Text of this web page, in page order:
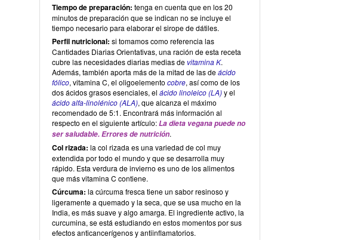
Tiempo de preparación: tenga en cuenta que en los 20
minutos de preparación que se indican no se incluye el
tiempo necesario para elaborar el sirope de dátiles.
Perfil nutricional: si tomamos como referencia las
Cantidades Diarias Orientativas, una ración de esta receta
cubre las necesidades diarias medias de vitamina K.
Además, también aporta más de la mitad de las deácido
fólico, vitamina C, el oligoelemento cobre, así como de los
dos ácidos grasos esenciales, el ácido linoleico (LA)y el
ácido alfa-linolénico (ALA), que alcanza el máximo
recomendado de 5:1. Encontrará más información al
respecto en el siguiente artículo:La dieta vegana puede no
ser saludable.Errores de nutrición.
Col rizada: la col rizada es una variedad de col muy
extendida por todo el mundo y que se desarrolla muy
rápido. Esta verdura de invierno es uno de los alimentos
que más vitamina C contiene.
Cúrcuma: la cúrcuma fresca tiene un sabor resinoso y
ligeramente a quemado y la seca, que se usa mucho en la
India, es más suave y algo amarga. El ingrediente activo, la
curcumina, se está estudiando en estos momentos por sus
efectos anticancerígenos y antiinflamatorios.